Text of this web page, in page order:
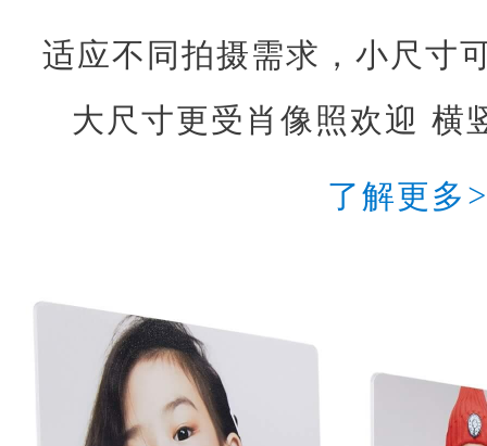
适应不同拍摄需求，小尺寸
大尺寸更受肖像照欢迎 横
了解更多